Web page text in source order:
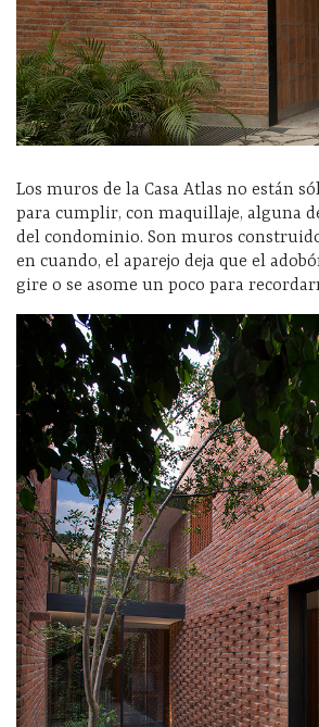
Los muros de la Casa Atlas no están
para cumplir, con maquillaje, alguna
del condominio. Son muros
en cuando, el aparejo deja que el
gire o se asome un poco para